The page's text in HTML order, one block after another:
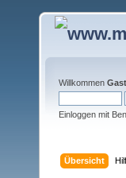
Willkommen Gast
Einloggen mit
Übersicht